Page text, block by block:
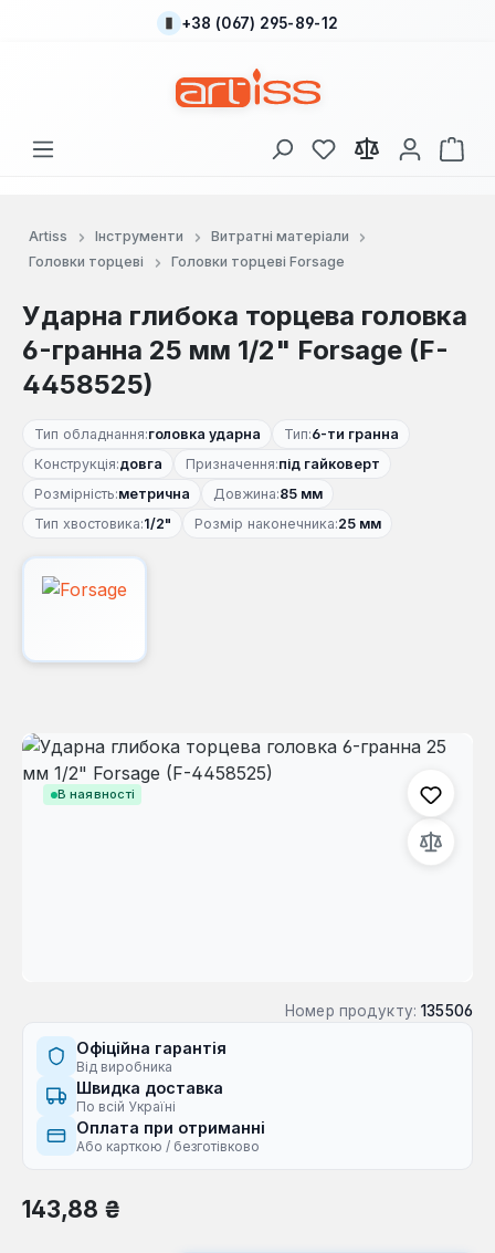
Перейти до основного вмісту
+38 (067) 295-89-12
У вас є 0 у списку
Artiss Інструменти
Витратні матеріали
Головки торцеві
Головки торцеві Forsage
Ударна глибока торцева головка
6-гранна 25 мм 1/2" Forsage (F-
4458525)
Тип обладнання:головка ударна Тип:6-ти гранна
Конструкція:довга Призначення:під гайковерт
Розмірність:метрична Довжина:85 мм
Тип хвостовика:1/2" Розмір наконечника:25 мм
В наявності
Пропустити галерею зображень
Номер продукту: 135506
Офіційна гарантія
Від виробника
Швидка доставка
По всій Україні
Оплата при отриманні
Або карткою / безготівково
Звичайна ціна:
143,88 ₴